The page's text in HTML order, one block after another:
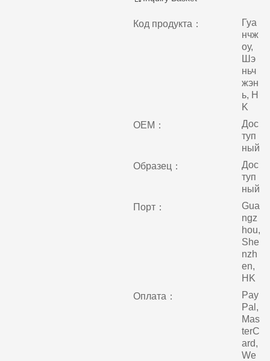
Код продукта：
Гуа
нчж
оу,
Шэ
ньч
жэн
ь, H
K
ОЕМ：
Дос
туп
ный
Образец：
Дос
туп
ный
Порт：
Gua
ngz
hou,
She
nzh
en,
HK
Оплата：
Pay
Pal,
Mas
terC
ard,
We